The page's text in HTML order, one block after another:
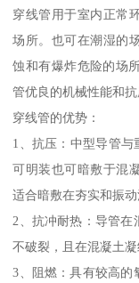
穿线管用于室内正常
场所。也可在潮湿的
蚀和有爆炸危险的场
管优良的机械性能和抗
穿线管的优势：
1、抗压：中型导管与
可明装也可暗敷于混
适合暗敷在夯实和振动
2、抗冲耐热：导管在
不破裂，且在混凝土
3、阻燃：具有较高的